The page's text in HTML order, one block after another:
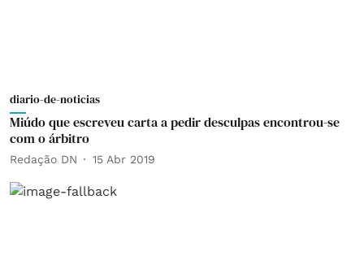
diario-de-noticias
Miúdo que escreveu carta a pedir desculpas encontrou-se
com o árbitro
Redação DN 15 Abr 2019